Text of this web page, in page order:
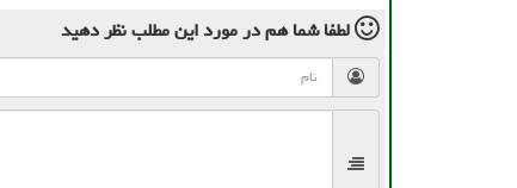
لطفا شما همدر مورد این مطلبنظر دهید